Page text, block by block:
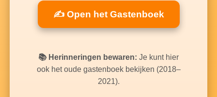
✍️ Open het Gastenboek
📚 Herinneringen bewaren: Je kunt hier
ook het oude gastenboek bekijken (2018–
2021).